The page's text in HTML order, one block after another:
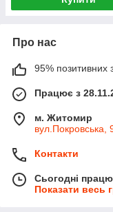
Про нас
95% позитивних з
Працює з
м. Житомир
вул.Покровська,
Контакти
Сьогодні
Показати весь